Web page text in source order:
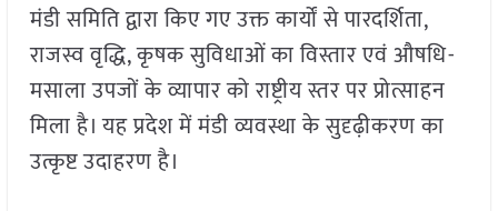
मंडी समिति द्वारा किए गए उक्त कार्यों से पारदर्शिता,
राजस्व वृद्धि, कृषक सुविधाओं का विस्तार एवं औषधि-
मसाला उपजों के व्यापार को राष्ट्रीय स्तर पर प्रोत्साहन
मिला है। यह प्रदेश में मंडी व्यवस्था के सुदृढ़ीकरण का
उत्कृष्ट उदाहरण है।